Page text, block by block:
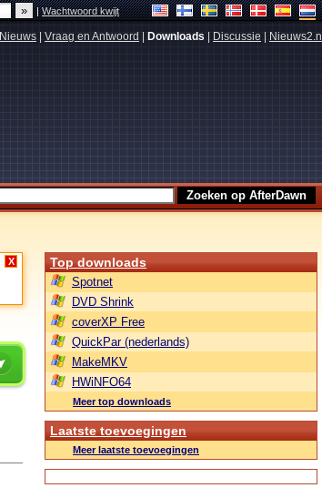
|Wachtwoord kwijt
Nieuws Vraag en Antwoord Downloads Discussie Nieuws2.nl
X Top downloads
Spotnet
DVD Shrink
coverXP Free
QuickPar (nederlands)
MakeMKV
HWiNFO64
Meer top downloads
Laatste toevoegingen
Meer laatste toevoegingen